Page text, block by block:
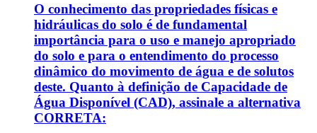
O conhecimento das propriedades físicas e
hidráulicas do solo é de fundamental
importância para o uso e manejo apropriado
do solo e para o entendimento do processo
dinâmico do movimento de água e de solutos
deste. Quanto à definição de Capacidade de
Água Disponível (CAD), assinale a alternativa
CORRETA: